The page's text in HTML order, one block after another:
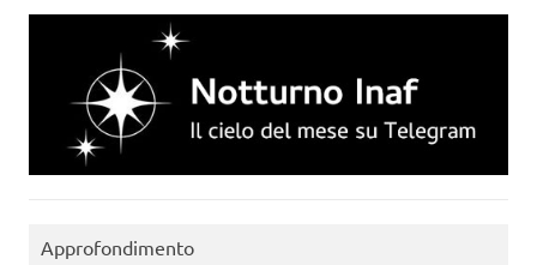
Approfondimento